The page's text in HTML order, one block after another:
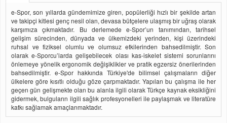
e-Spor, son yıllarda gündemimize giren, popülerliği hızlı bir şekilde artan
ve takipçi kitlesi genç nesil olan, devasa bütçelere ulaşmış bir uğraş olarak
karşımıza çıkmaktadır. Bu derlemede e-Spor’un tanımından, tarihsel
gelişim sürecinden, dünyada ve ülkemizdeki yerinden, kişi üzerindeki
ruhsal ve fiziksel olumlu ve olumsuz etkilerinden bahsedilmiştir. Son
olarak e-Sporcu’larda gelişebilecek olası kas-iskelet sistemi sorunlarını
önlemeye yönelik ergonomik değişiklikler ve pratik egzersiz önerilerinden
bahsedilmiştir. e-Spor hakkında Türkiye'de bilimsel çalışmaların diğer
ülkelere göre kısıtlı olduğu göze çarpmaktadır. Yapılan bu çalışma ile her
geçen gün gelişmekte olan bu alanla ilgili olarak Türkçe kaynak eksikliğini
gidermek, bulguların ilgili sağlık profesyonelleri ile paylaşmak ve literatüre
katkı sağlamak amaçlanmaktadır.